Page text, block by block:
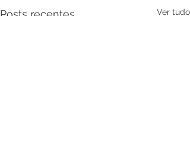
Posts recentes Ver tudo